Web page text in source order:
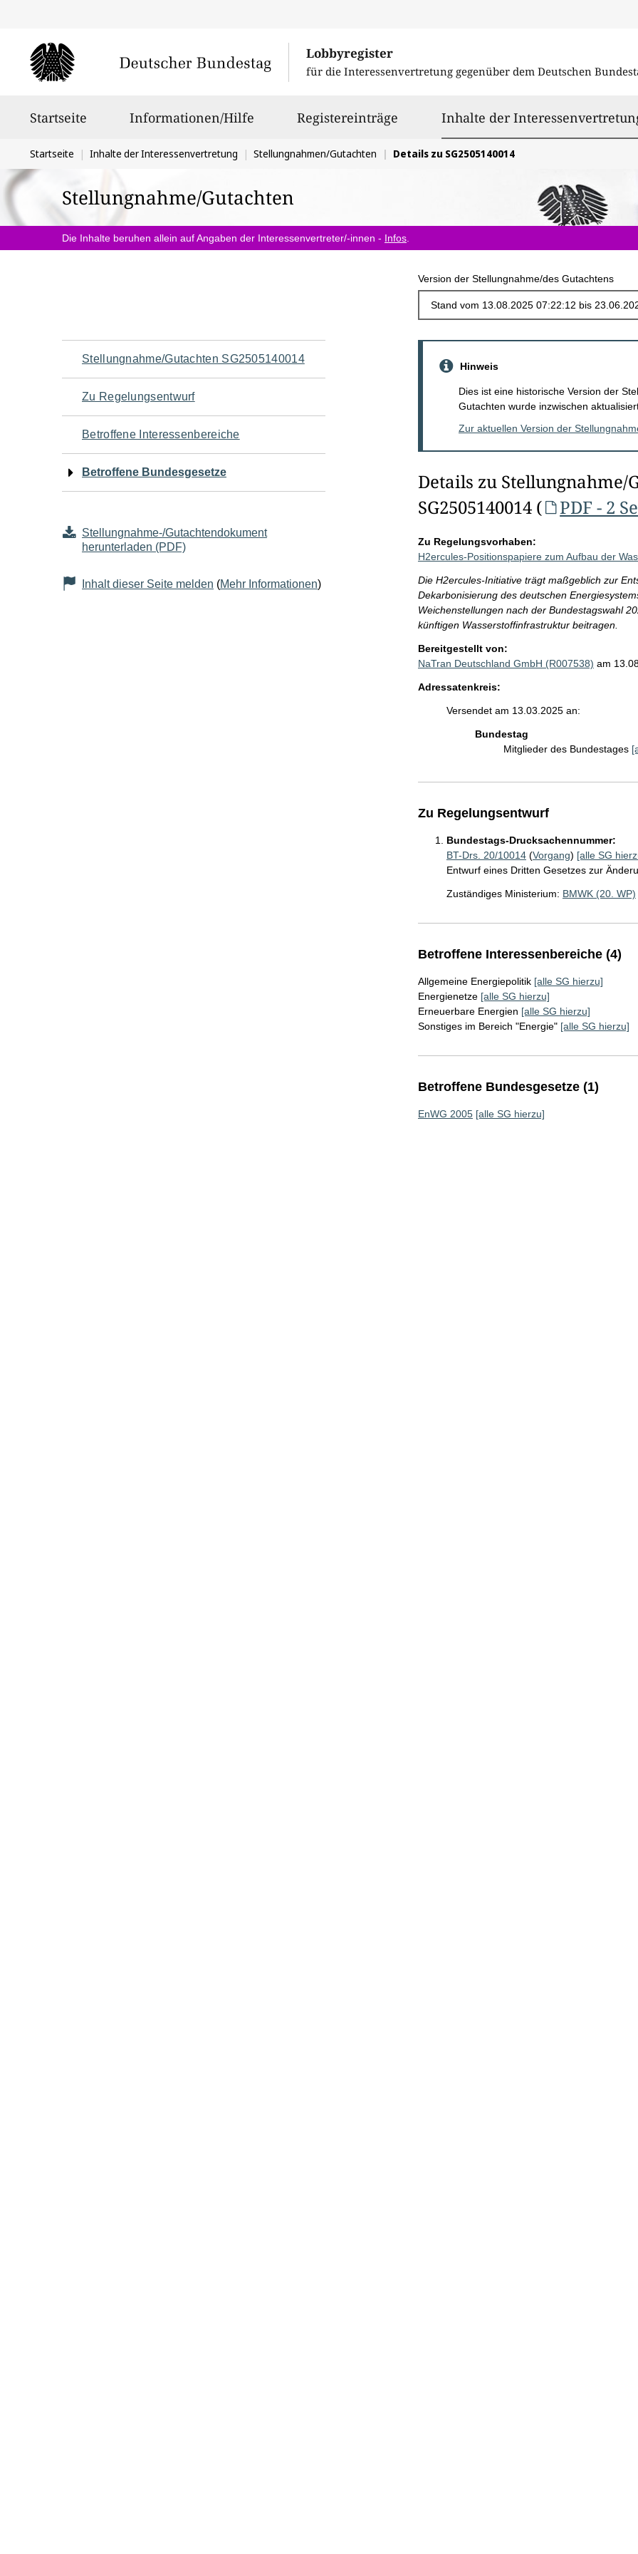
Lobbyregister
für die Interessenvertretung gegenüber dem Deutschen
Startseite Informationen/Hilfe Registereinträge Inhalte der
Sie
befinden
sich
hier:
Startseite Inhalte der Interessenvertretung Stellungnahmen/Gutachten Details zu SG2505140014
Stellungnahme/Gutachten
Die Inhalte beruhen allein auf Angaben der Interessenvertreter/-innen - Infos
Version der Stellungnahme/des Gutachtens
Navigation
für
den
Seiteninhalt
Stellungnahme/Gutachten SG2505140014
Zu Regelungsentwurf
Betroffene Interessenbereiche
Betroffene Bundesgesetze
Stellungnahme-/Gutachtendokument
herunterladen (PDF)
Inhalt dieser Seite melden (Mehr Informationen)
Hinweis
Dies ist eine historische Version der
Gutachten wurde inzwischen
Zur aktuellen Version der
Details zu Stellungnahme/
SG2505140014 (
PDF - 2
Zu Regelungsvorhaben:
H2ercules-Positionspapiere zum Aufbau der
Die H2ercules-Initiative trägt maßgeblich zur
Dekarbonisierung des deutschen
Weichenstellungen nach der Bundestagswahl
künftigen Wasserstoffinfrastruktur beitragen.
Bereitgestellt von:
NaTran Deutschland GmbH (R007538) am
Adressatenkreis:
Versendet am 13.03.2025 an:
Bundestag
Mitglieder des Bundestages
Zu Regelungsentwurf
Bundestags-Drucksachennummer:
BT-Drs. 20/10014(Vorgang) [alle SG
Entwurf eines Dritten Gesetzes zur
Zuständiges Ministerium: BMWK (20. WP)
Betroffene Interessenbereiche (4)
Allgemeine Energiepolitik [alle SG hierzu]
Energienetze [alle SG hierzu]
Erneuerbare Energien [alle SG hierzu]
Sonstiges im Bereich "Energie" [alle SG hierzu]
Betroffene Bundesgesetze (1)
EnWG 2005 [alle SG hierzu]